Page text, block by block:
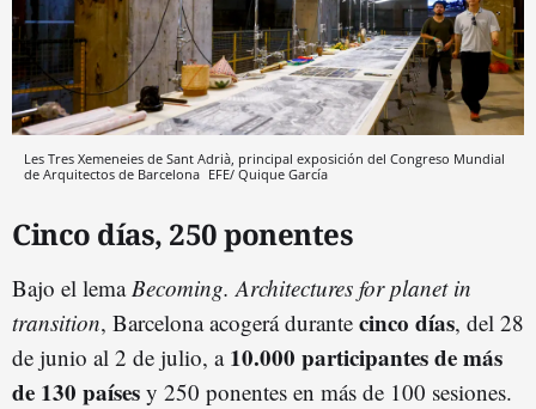
Les Tres Xemeneies de Sant Adrià, principal exposición del Congreso Mundial
de Arquitectos de Barcelona EFE/ Quique García
Cinco días, 250 ponentes
Bajo el lema Becoming. Architectures for planet in
transition, Barcelona acogerá durante cinco días, del 28
de junio al 2 de julio, a 10.000 participantes de más
de 130 países y 250 ponentes en más de 100 sesiones.